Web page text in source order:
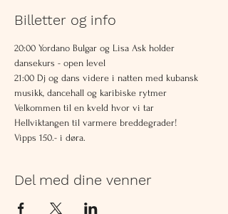
Billetter og info
20:00 Yordano Bulgar og Lisa Ask holder
dansekurs - open level
21:00 Dj og dans videre i natten med kubansk
musikk, dancehall og karibiske rytmer
Velkommen til en kveld hvor vi tar
Hellviktangen til varmere breddegrader!
Vipps 150.- i døra.
Del med dine venner